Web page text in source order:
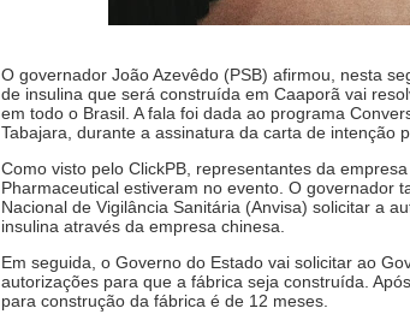
O governador João Azevêdo (PSB) afirmou, nesta
de insulina que será construída em Caaporã vai
em todo o Brasil. A fala foi dada ao programa
Tabajara, durante a assinatura da carta de intenção
Como visto pelo ClickPB, representantes da
Pharmaceutical estiveram no evento. O governador
Nacional de Vigilância Sanitária (Anvisa) solicitar a
insulina através da empresa chinesa.
Em seguida, o Governo do Estado vai solicitar ao
autorizações para que a fábrica seja construída.
para construção da fábrica é de 12 meses.